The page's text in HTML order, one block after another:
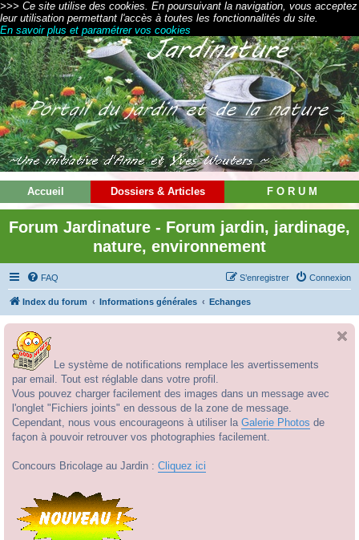
>>> Ce site utilise des cookies. En poursuivant la navigation, vous acceptez
leur utilisation permettant l'accès à toutes les fonctionnalités du site.
En savoir plus et paramétrer vos cookies
Accueil Dossiers & Articles F O R U M
Forum Jardinature - Forum jardin, jardinage,
nature, environnement
FAQ Connexion
S’enregistrer
Index du forum Informations générales Echanges
Le système de notifications remplace les avertissements
par email. Tout est réglable dans votre profil.
Vous pouvez charger facilement des images dans un message avec
l'onglet "Fichiers joints" en dessous de la zone de message.
Cependant, nous vous encourageons à utiliser la Galerie Photos de
façon à pouvoir retrouver vos photographies facilement.
Concours Bricolage au Jardin : Cliquez ici